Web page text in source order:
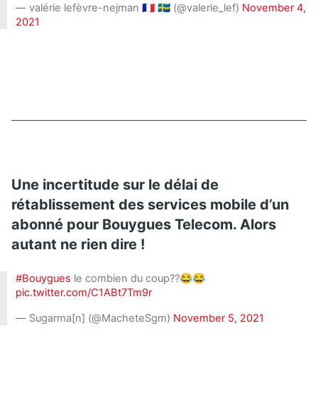
— valérie lefèvre-nejman 🇫🇷 🇸🇪 (@valerie_lef) November 4,
2021
Une incertitude sur le délai de
rétablissement des services mobile d’un
abonné pour Bouygues Telecom. Alors
autant ne rien dire !
#Bouygues le combien du coup??😂😂
pic.twitter.com/C1ABt7Tm9r
— Sugarma[n] (@MacheteSgm) November 5, 2021